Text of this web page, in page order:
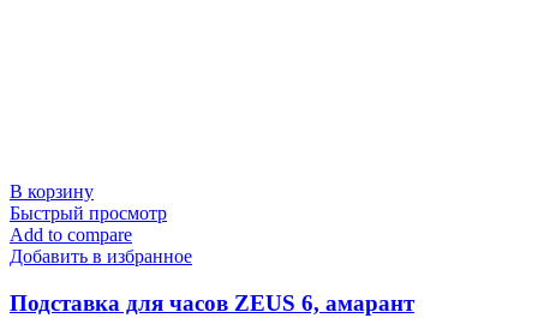
В корзину
Быстрый просмотр
Add to compare
Добавить в избранное
Подставка для часов ZEUS 6, амарант